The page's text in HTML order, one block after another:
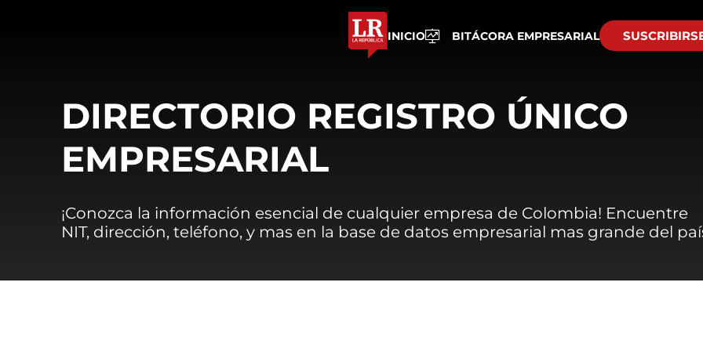
INICIO BITÁCORA EMPRESARIAL
DIRECTORIO REGISTRO ÚNICO
EMPRESARIAL
¡Conozca la información esencial de cualquier empresa de Colombia! Encuentre
NIT, dirección, teléfono, y mas en la base de datos empresarial mas grande del